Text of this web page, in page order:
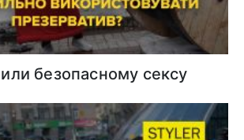
безопасному сексу